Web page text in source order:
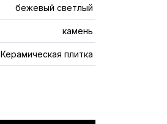
бежевый светлый
камень
Керамическая плитка